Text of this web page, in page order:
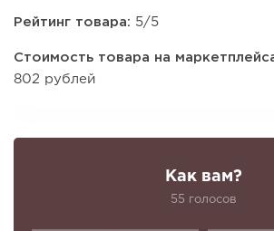
Рейтинг товара: 5/5
Стоимость товара на
802 рублей
Как вам?
55 голосов